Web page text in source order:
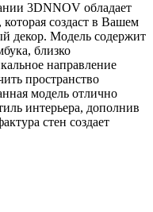
3DNNOV обладает
создаст в Вашем
декор. Модель содержит
близко
направление
пространство
модель отлично
интерьера, дополнив
стен создает